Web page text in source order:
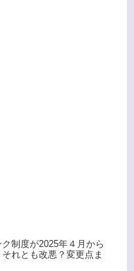
ク制度が2025年４月から
れとも改悪？変更点ま